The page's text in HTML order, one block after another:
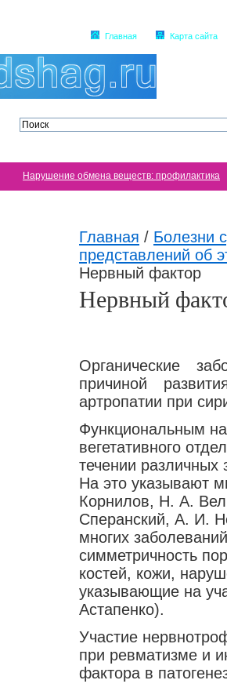
Главная Карта сайта
Нарушение обмена веществ: профилактика
Главная / Болезни
представлений об
Нервный фактор
Нервный
Органические
причиной
артропатии при
Функциональным
вегетативного
течении различных
На это указывают
Корнилов, Н. А.
Сперанский, А. И.
многих
симметричность
костей, кожи,
указывающие на
Астапенко).
Участие
при ревматизме и
фактора в